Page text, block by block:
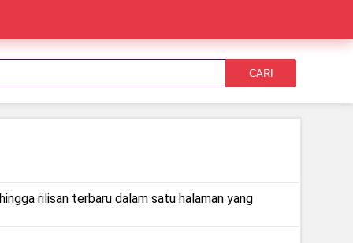
CARI
rilisan terbaru dalam satu halaman yang